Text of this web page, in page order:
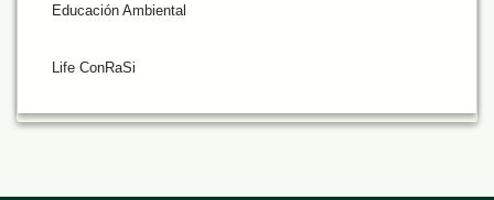
Educación Ambiental
Life ConRaSi